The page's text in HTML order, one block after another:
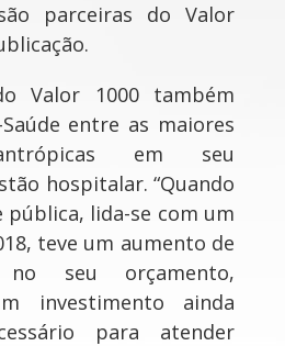
parceiras do Valor
Valor 1000 também
entre as maiores
em seu
hospitalar. “Quando
pública, lida-se com um
teve um aumento de
no seu orçamento,
investimento ainda
para atender